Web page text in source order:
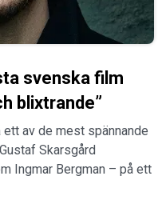
svenska film
blixtrande”
av de mest spännande
Skarsgård
Ingmar Bergman – på ett